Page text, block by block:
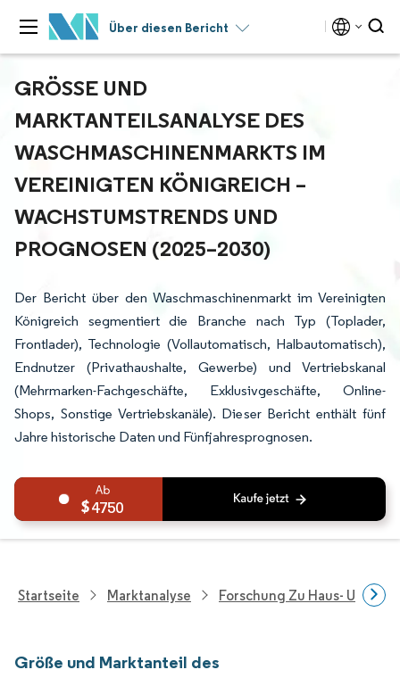
Über diesen Bericht
GRÖSSE UND M
ARKTANTEILSANALYSE DES W
ASCHMASCHINENMARKTS IM V
EREINIGTEN KÖNIGREICH – W
ACHSTUMSTRENDS UND P
ROGNOSEN (2025–2030)
Der Bericht über den Waschmaschinenmarkt im Vereinigten
Königreich segmentiert die Branche nach Typ (Toplader,
Frontlader), Technologie (Vollautomatisch, Halbautomatisch),
Endnutzer (Privathaushalte, Gewerbe) und Vertriebskanal
(Mehrmarken-Fachgeschäfte, Exklusivgeschäfte, Online-
Shops, Sonstige Vertriebskanäle). Dieser Bericht enthält fünf
Jahre historische Daten und Fünfjahresprognosen.
4750
Startseite Marktanalyse Forschung Zu Haus- Und
Größe und Marktanteil des